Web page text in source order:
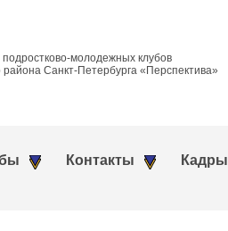
молодежных клубов
района Санкт-Петербурга «Перспектива»
Контакты Кадры